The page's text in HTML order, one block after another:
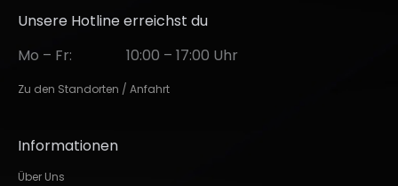
Unsere Hotline erreichst du
Mo – Fr:
10:00 – 17:00 Uhr
Zu den Standorten / Anfahrt
Informationen
Über Uns